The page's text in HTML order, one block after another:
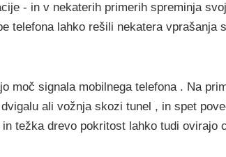
- in v nekaterih primerih spreminja
telefona lahko rešili nekatera vprašanja
moč signala mobilnega telefona . Na
ali vožnja skozi tunel , in spet
težka drevo pokritost lahko tudi ovirajo